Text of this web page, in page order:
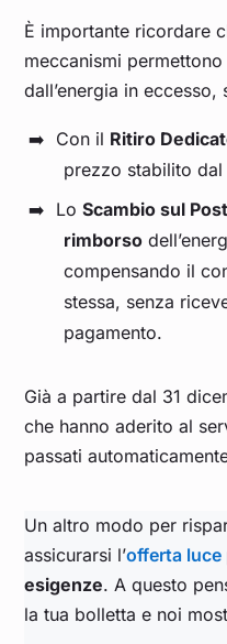
È importante ricordare
meccanismi
dall’energia in
Con il Ritiro
prezzo stabilito dal
Lo Scambio sul
rimborso
compensando il
stessa, senza
pagamento.
Già a partire dal 31
che hanno aderito al
passati
Un altro modo per
assicurarsi l’offerta luce
esigenze. A questo
la tua bolletta e noi